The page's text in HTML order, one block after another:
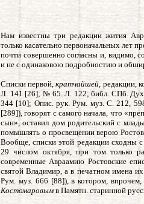
Нам известны три редакции жития
только касательно первоначальных лет
почти совершенно согласны и, видимо,
и не с одинаковою подробностию и
Списки первой,кратчайшей, редакции,
Л. 141 [26]; № 65. Л. 122; библ. СПб.
344 [10]; Опис. рук. Рум. муз. С. 212,
[289]), говорят с самого начала, что
сын», оставил дом родительский с
помышлять о просвещении верою
Вообще, списки этой редакции сходны
29 числом октября, при том только
современные Авраамию Ростовские
святой Владимир, а в печатном имена
Рум. муз. 666 [88]), в котором, впрочем,
Костомаровым в Памятн. старинной